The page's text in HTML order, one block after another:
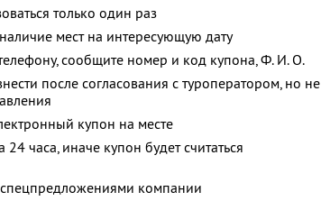
только один раз
мест на интересующую дату
сообщите номер и код купона,Ф. И. О.
после согласования с туроператором, но не
купон на месте
часа, иначе купон будет считаться
компании